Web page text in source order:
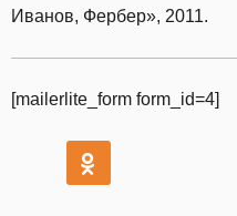
Иванов, Фербер», 2011.
[mailerlite_form form_id=4]